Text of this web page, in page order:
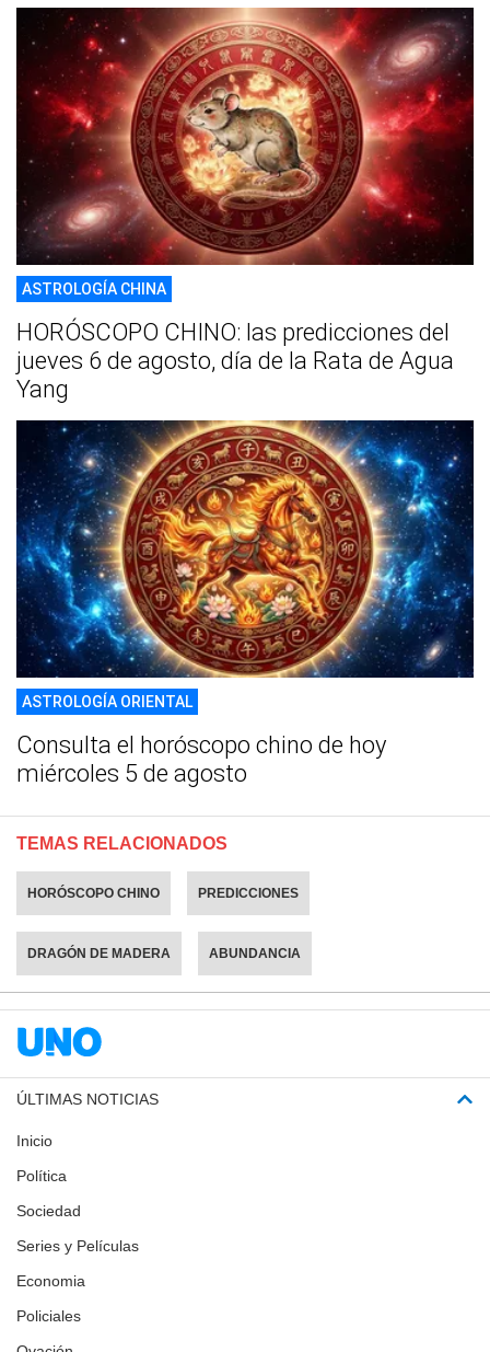
ASTROLOGÍA CHINA
HORÓSCOPO CHINO: las predicciones del
jueves 6 de agosto, día de la Rata de Agua
Yang
ASTROLOGÍA ORIENTAL
Consulta el horóscopo chino de hoy
miércoles 5 de agosto
TEMAS RELACIONADOS
HORÓSCOPO CHINO PREDICCIONES
DRAGÓN DE MADERA ABUNDANCIA
ÚLTIMAS NOTICIAS
Inicio
Política
Sociedad
Series y Películas
Economia
Policiales